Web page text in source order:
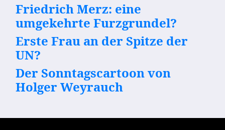
Friedrich Merz: eine
umgekehrte Furzgrundel?
Erste Frau an der Spitze der
UN?
Der Sonntagscartoon von
Holger Weyrauch